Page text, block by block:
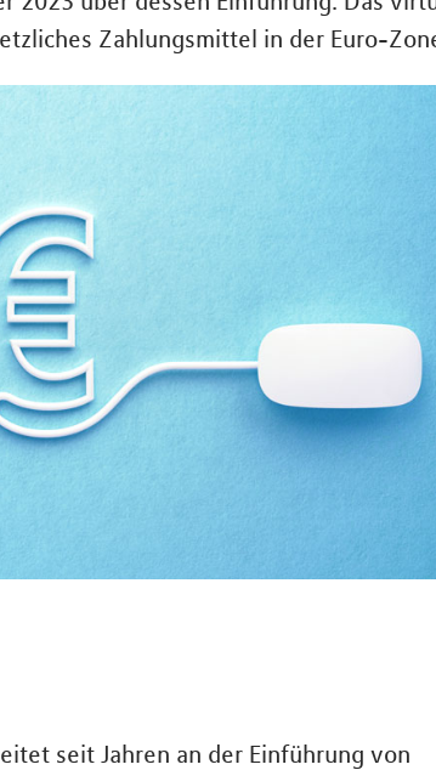
Zahlungsmittel in der Euro-
seit Jahren an der Einführung von